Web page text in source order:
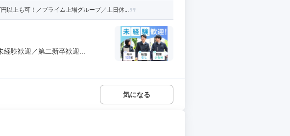
以上も可！／プライム上場グループ／土日休...
験歓迎／第二新卒歓迎...
気になる